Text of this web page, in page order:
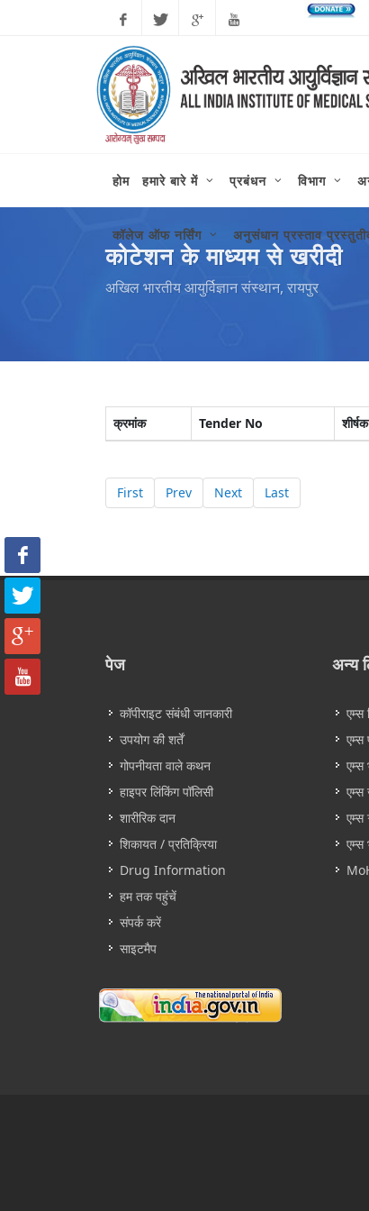
FacebookTwitter
Plus
होम हमारे बारे में प्रबंधन विभाग
कॉलेज ऑफ नर्सिंग अनुसंधान प्रस्ताव
कोटेशन के माध्यम से खरीदी
अखिल भारतीय आयुर्विज्ञान संस्थान, रायपुर
क्रमांक Tender No शीर्षक
First Prev Next Last
पेज
कॉपीराइट संबंधी जानकारी
उपयोग की शर्तें
गोपनीयता वाले कथन
हाइपर लिंकिंग पॉलिसी
शारीरिक दान
शिकायत / प्रतिक्रिया
Drug Information
हम तक पहुंचें
संपर्क करें
साइटमैप
अन्य
एम्स
एम्स
एम्स
एम्स
एम्स